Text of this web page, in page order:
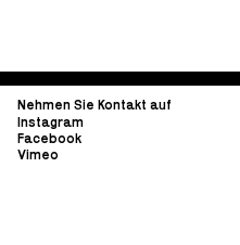
Nehmen Sie Kontakt auf
Instagram
Facebook
Vimeo